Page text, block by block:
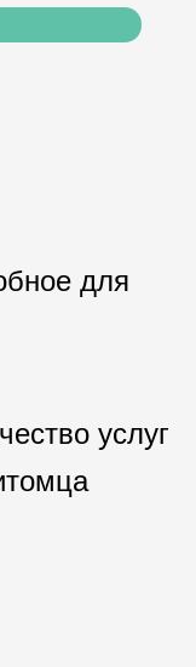
для
услуг